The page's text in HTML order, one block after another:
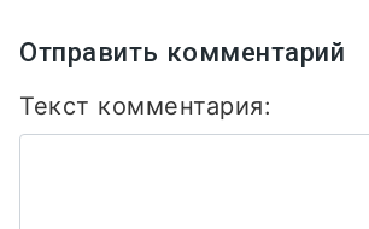
Отправить комментарий
Текст комментария: